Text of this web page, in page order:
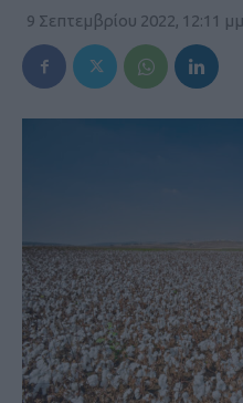
9 Σεπτεμβρίου 2022, 12:11 μμ